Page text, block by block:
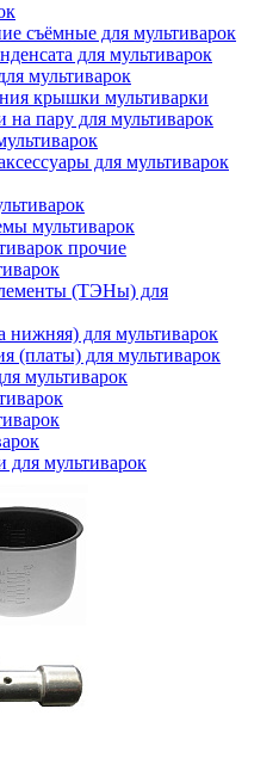
съёмные для мультиварок
для мультиварок
мультиварок
крышки мультиварки
на пару для мультиварок
для мультиварок
мультиварок
прочие
(ТЭНы) для
нижняя) для мультиварок
(платы) для мультиварок
мультиварок
для мультиварок